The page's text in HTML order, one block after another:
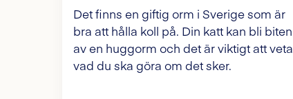
Det finns en giftig orm i Sverige som är
bra att hålla koll på. Din katt kan bli biten
av en huggorm och det är viktigt att veta
vad du ska göra om det sker.